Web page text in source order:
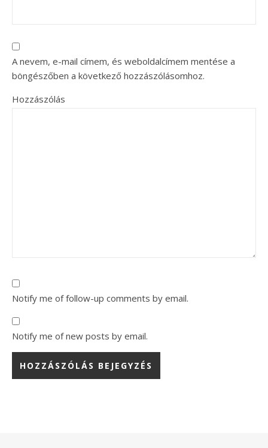
A nevem, e-mail címem, és weboldalcímem mentése a
böngészőben a következő hozzászólásomhoz.
Hozzászólás
Notify me of follow-up comments by email.
Notify me of new posts by email.